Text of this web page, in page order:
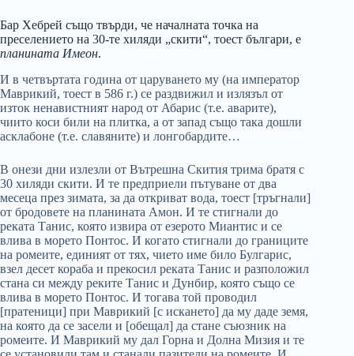
Бар Хебрей също твърди, че началната точка на
преселението на 30-те хиляди „скити“, тоест българи, е
планината Имеон.
И в четвъртата година от царуването му (на император
Маврикий, тоест в 586 г.) се раздвижил и излязъл от
изток ненавистният народ от Абарис (т.е. аварите),
чиито коси били на плитка, а от запад също така дошли
асклабоне (т.е. славяните) и лонгобардите…
В онези дни излезли от Вътрешна Скития трима братя с
30 хиляди скити. И те предприели пътуване от два
месеца през зимата, за да откриват вода, тоест [тръгнали]
от бродовете на планината Амон. И те стигнали до
реката Танис, която извира от езерото Миантис и се
влива в морето Понтос. И когато стигнали до границите
на ромеите, единият от тях, чието име било Булгарис,
взел десет кораба и прекосил реката Танис и разположил
стана си между реките Танис и Дунбир, която също се
влива в морето Понтос. И тогава той проводил
[пратеници] при Маврикий [с искането] да му даде земя,
на която да се засели и [обещал] да стане съюзник на
ромеите. И Маврикий му дал Горна и Долна Мизия и те